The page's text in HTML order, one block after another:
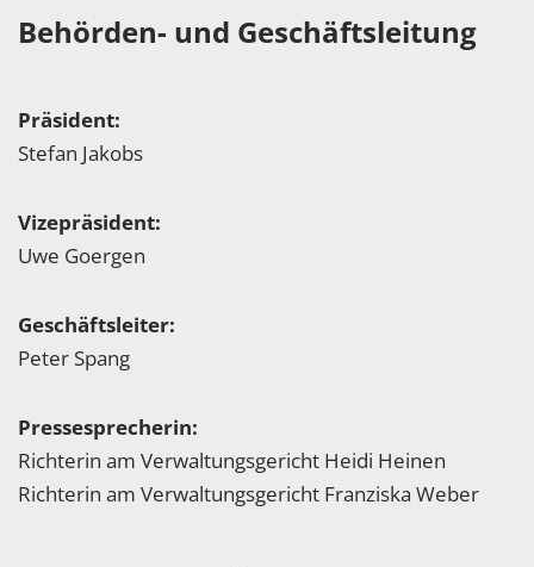
Behörden- und Geschäftsleitung
Präsident:
Stefan Jakobs
Vizepräsident:
Uwe Goergen
Geschäftsleiter:
Peter Spang
Pressesprecherin:
Richterin am Verwaltungsgericht Heidi Heinen
Richterin am Verwaltungsgericht Franziska Weber